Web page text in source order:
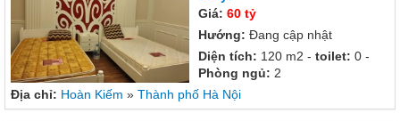
Giá: 60 tỷ
Hướng: Đang cập nhật
Diện tích: 120 m2 - toilet: 0 -
Phòng ngủ: 2
Địa chỉ: Hoàn Kiếm » Thành phố Hà Nội